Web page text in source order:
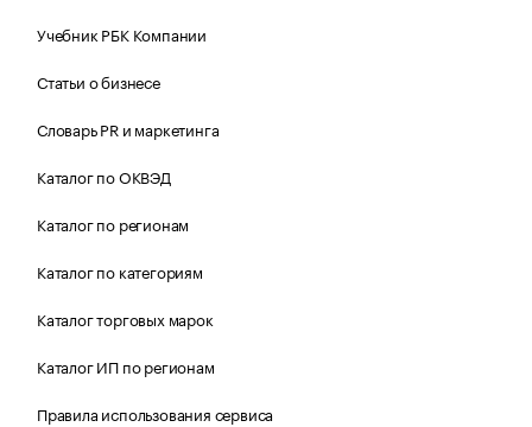
Учебник РБК Компании
Статьи о бизнесе
Словарь PR и маркетинга
Каталог по ОКВЭД
Каталог по регионам
Каталог по категориям
Каталог торговых марок
Каталог ИП по регионам
Правила использования сервиса